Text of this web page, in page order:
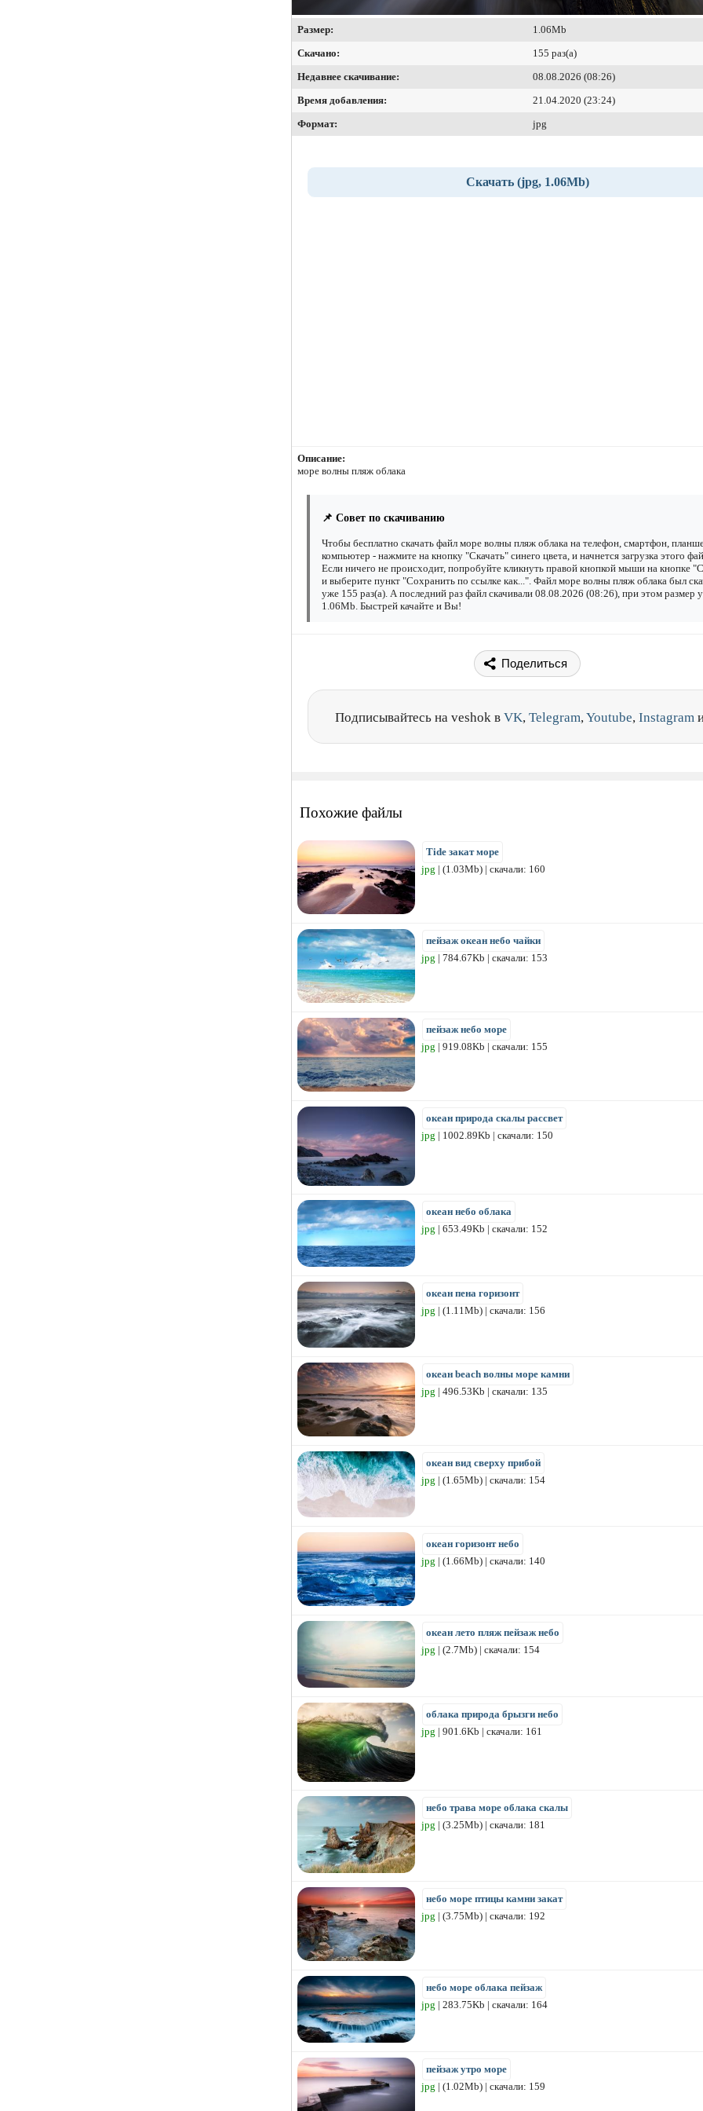
Размер:
1.06Mb
Скачано:
155 раз(а)
Недавнее скачивание:
08.08.2026 (08:26)
Время добавления:
21.04.2020 (23:24)
Формат:
jpg
Скачать (jpg, 1.06Mb)
Описание:
море волны пляж облака
📌 Совет по скачиванию
Чтобы бесплатно скачать файл море волны пляж облака на телефон, смартфон,
компьютер - нажмите на кнопку "Скачать" синего цвета, и начнется загрузка этого
Если ничего не происходит, попробуйте кликнуть правой кнопкой мыши на кнопке
и выберите пункт "Сохранить по ссылке как...". Файл море волны пляж облака был
уже 155 раз(а). А последний раз файл скачивали 08.08.2026 (08:26), при этом размер
1.06Mb. Быстрей качайте и Вы!
Поделиться
Подписывайтесь на veshok в VK, Telegram,Youtube, Instagram
Похожие файлы
Tide закат море
jpg | (1.03Mb) | скачали: 160
пейзаж океан небо чайки
jpg | 784.67Kb | скачали: 153
пейзаж небо море
jpg | 919.08Kb | скачали: 155
океан природа скалы рассвет
jpg | 1002.89Kb | скачали: 150
океан небо облака
jpg | 653.49Kb | скачали: 152
океан пена горизонт
jpg | (1.11Mb) | скачали: 156
океан beach волны море камни
jpg | 496.53Kb | скачали: 135
океан вид сверху прибой
jpg | (1.65Mb) | скачали: 154
океан горизонт небо
jpg | (1.66Mb) | скачали: 140
океан лето пляж пейзаж небо
jpg | (2.7Mb) | скачали: 154
облака природа брызги небо
jpg | 901.6Kb | скачали: 161
небо трава море облака скалы
jpg | (3.25Mb) | скачали: 181
небо море птицы камни закат
jpg | (3.75Mb) | скачали: 192
небо море облака пейзаж
jpg | 283.75Kb | скачали: 164
пейзаж утро море
jpg | (1.02Mb) | скачали: 159